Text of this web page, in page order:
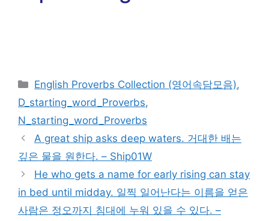
카
테
리
English Proverbs Collection (영어속담모음),
D_starting_word_Proverbs,
N_starting_word_Proverbs
A great ship asks deep waters. 거대한 배는
깊은 물을 원한다. – Ship01W
He who gets a name for early rising can stay
in bed until midday. 일찍 일어난다는 이름을 얻은
사람은 정오까지 침대에 누워 있을 수 있다. –